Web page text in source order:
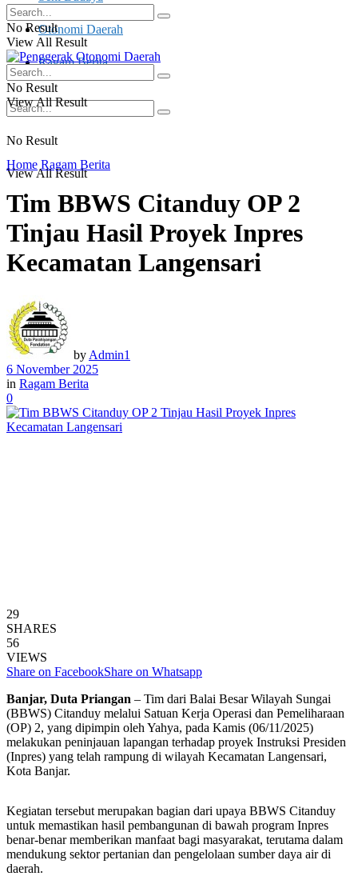
Otonomi Daerah
Ragam Berita
No Result
View All Result
No Result
View All Result
No Result
View All Result
Home Ragam Berita
Tim BBWS Citanduy OP 2
Tinjau Hasil Proyek Inpres
Kecamatan Langensari
by Admin1
6 November 2025
in Ragam Berita
0
29
SHARES
56
VIEWS
Share on FacebookShare on Whatsapp
Banjar, Duta Priangan – Tim dari Balai Besar Wilayah Sungai
(BBWS) Citanduy melalui Satuan Kerja Operasi dan Pemeliharaan
(OP) 2, yang dipimpin oleh Yahya, pada Kamis (06/11/2025)
melakukan peninjauan lapangan terhadap proyek Instruksi Presiden
(Inpres) yang telah rampung di wilayah Kecamatan Langensari,
Kota Banjar.
Kegiatan tersebut merupakan bagian dari upaya BBWS Citanduy
untuk memastikan hasil pembangunan di bawah program Inpres
benar-benar memberikan manfaat bagi masyarakat, terutama dalam
mendukung sektor pertanian dan pengelolaan sumber daya air di
daerah.